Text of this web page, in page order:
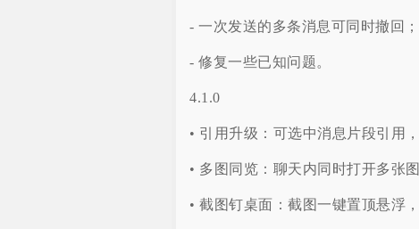
- 一次发送的多条消息可同时撤回；
- 修复一些已知问题。
4.1.0
• 引用升级：可选中消息片段引用
• 多图同览：聊天内同时打开多张
• 截图钉桌面：截图一键置顶悬浮